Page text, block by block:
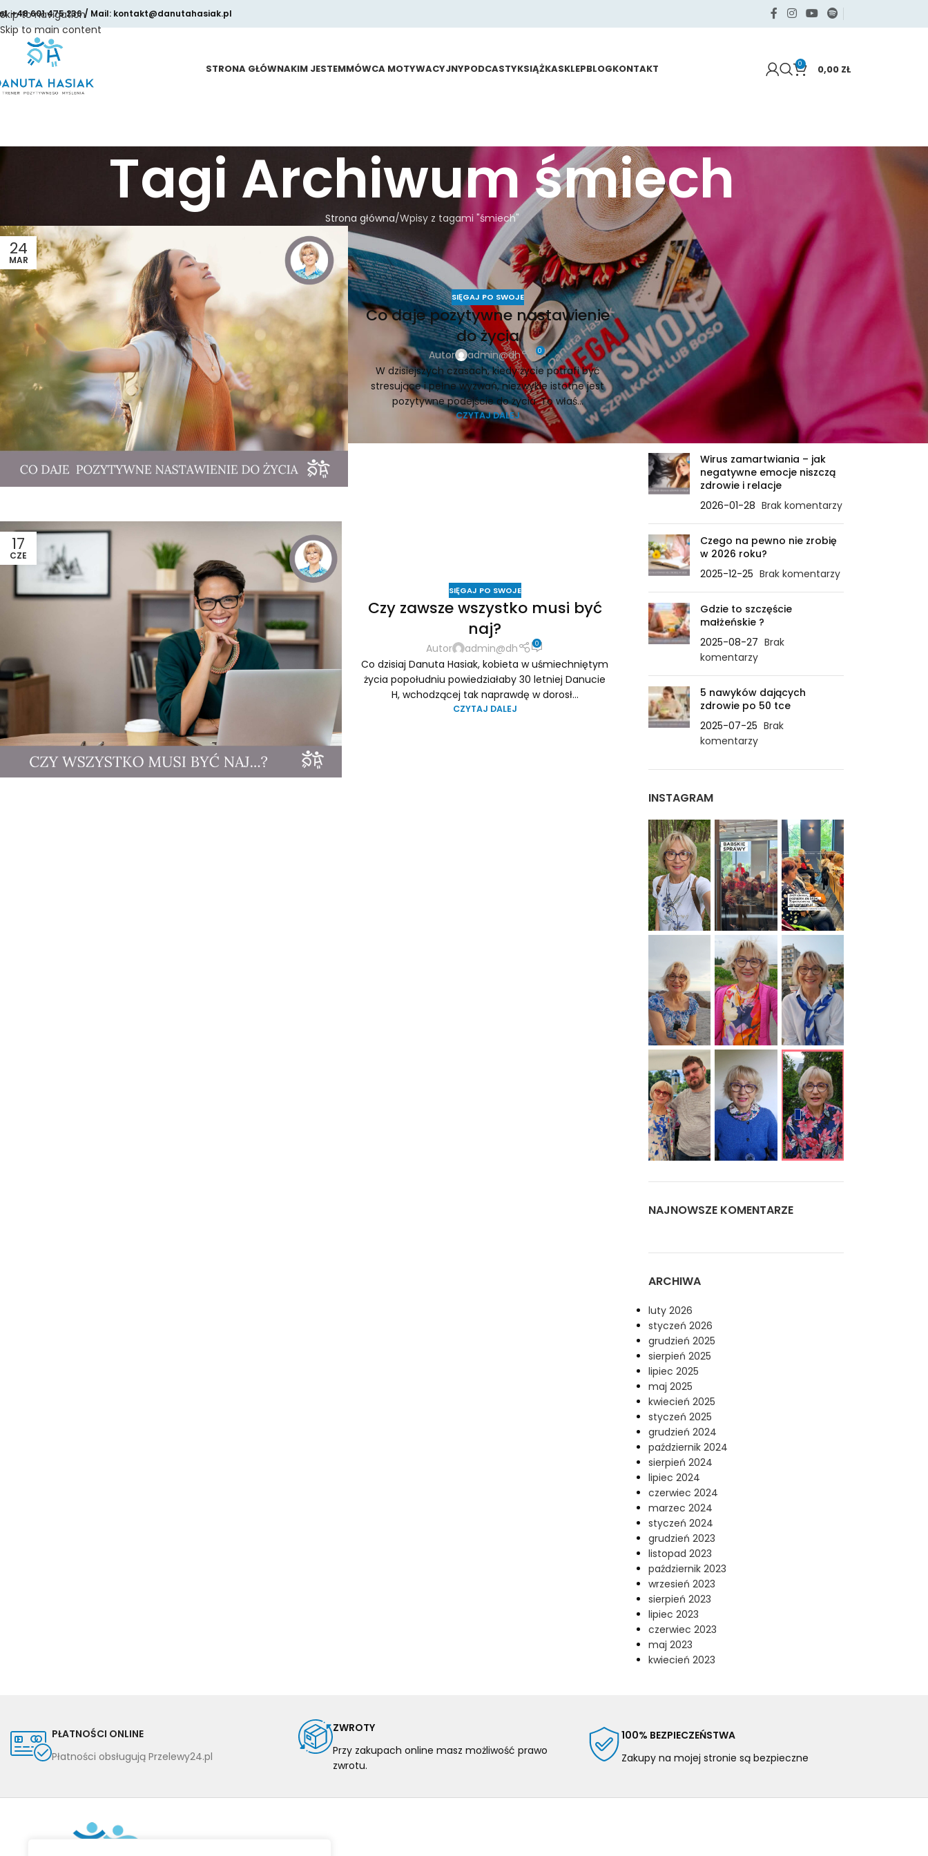
Skip to navigation
Skip to main content
+48 601 475 236 / Mail: kontakt@danutahasiak.pl
STRONA GŁÓWNAKIM JESTEMMÓWCA MOTYWACYJNYPODCASTYKSIĄŻKASKLEPBLOGKONTAKT 0 0,00 ZŁ
Tagi Archiwum śmiech
Strona główna Wpisy z tagami "śmiech"
24
MAR
SIĘGAJ PO SWOJE
Co daje pozytywne nastawienie
do życia
Autor admin@dh 0
W dzisiejszych czasach, kiedy życie potrafi być
stresujące i pełne wyzwań, niezwykle istotne jest
pozytywne podejście do życia. To właś...
CZYTAJ DALEJ
17
CZE
SIĘGAJ PO SWOJE
Czy zawsze wszystko musi być
naj?
Autor admin@dh 0
Co dzisiaj Danuta Hasiak, kobieta w uśmiechniętym
życia popołudniu powiedziałaby 30 letniej Danucie
H, wchodzącej tak naprawdę w dorosł...
CZYTAJ DALEJ
KATEGORIE
Samo życie
Sięgaj po swoje
Zdrowie
OSTATNIE WPISY
Zanim ciało powie STOP – ile
sygnałów jeszcze
2026-02-21 Brak komentarzy
Wirus zamartwiania – jak
negatywne emocje niszczą
zdrowie i relacje
2026-01-28 Brak komentarzy
Czego na pewno nie zrobię
w 2026 roku?
2025-12-25 Brak komentarzy
Gdzie to szczęście
małżeńskie ?
2025-08-27 Brak
komentarzy
5 nawyków dających
zdrowie po 50 tce
2025-07-25 Brak
komentarzy
INSTAGRAM
NAJNOWSZE KOMENTARZE
ARCHIWA
luty 2026
styczeń 2026
grudzień 2025
sierpień 2025
lipiec 2025
maj 2025
kwiecień 2025
styczeń 2025
grudzień 2024
październik 2024
sierpień 2024
lipiec 2024
czerwiec 2024
marzec 2024
styczeń 2024
grudzień 2023
listopad 2023
październik 2023
wrzesień 2023
sierpień 2023
lipiec 2023
czerwiec 2023
maj 2023
kwiecień 2023
PŁATNOŚCI ONLINE
Płatności obsługują Przelewy24.pl
ZWROTY
Przy zakupach online masz możliwość prawo
zwrotu.
100% BEZPIECZEŃSTWA
Zakupy na mojej stronie są bezpieczne